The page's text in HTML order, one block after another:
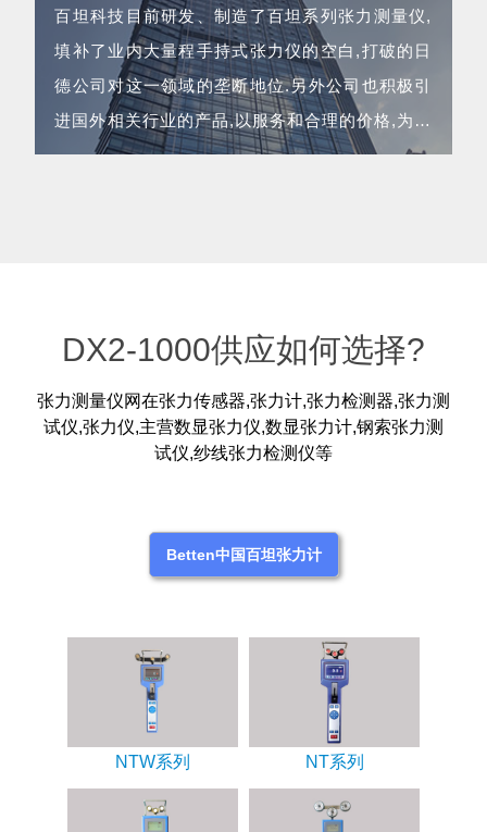
百坦科技目前研发、制造了百坦系列张力测量仪,
填补了业内大量程手持式张力仪的空白,打破的日
德公司对这一领域的垄断地位.另外公司也积极引
进国外相关行业的产品,以服务和合理的价格,为企
业用的生产经营保驾护航...
DX2-1000供应如何选择?
张力测量仪网在张力传感器,张力计,张力检测器,张力测
试仪,张力仪,主营数显张力仪,数显张力计,钢索张力测
试仪,纱线张力检测仪等
Betten中国百坦张力计
NTW系列 NT系列